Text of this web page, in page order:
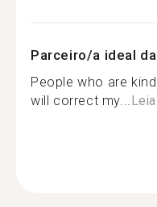
Parceiro/a ideal
People who are
will correct my...